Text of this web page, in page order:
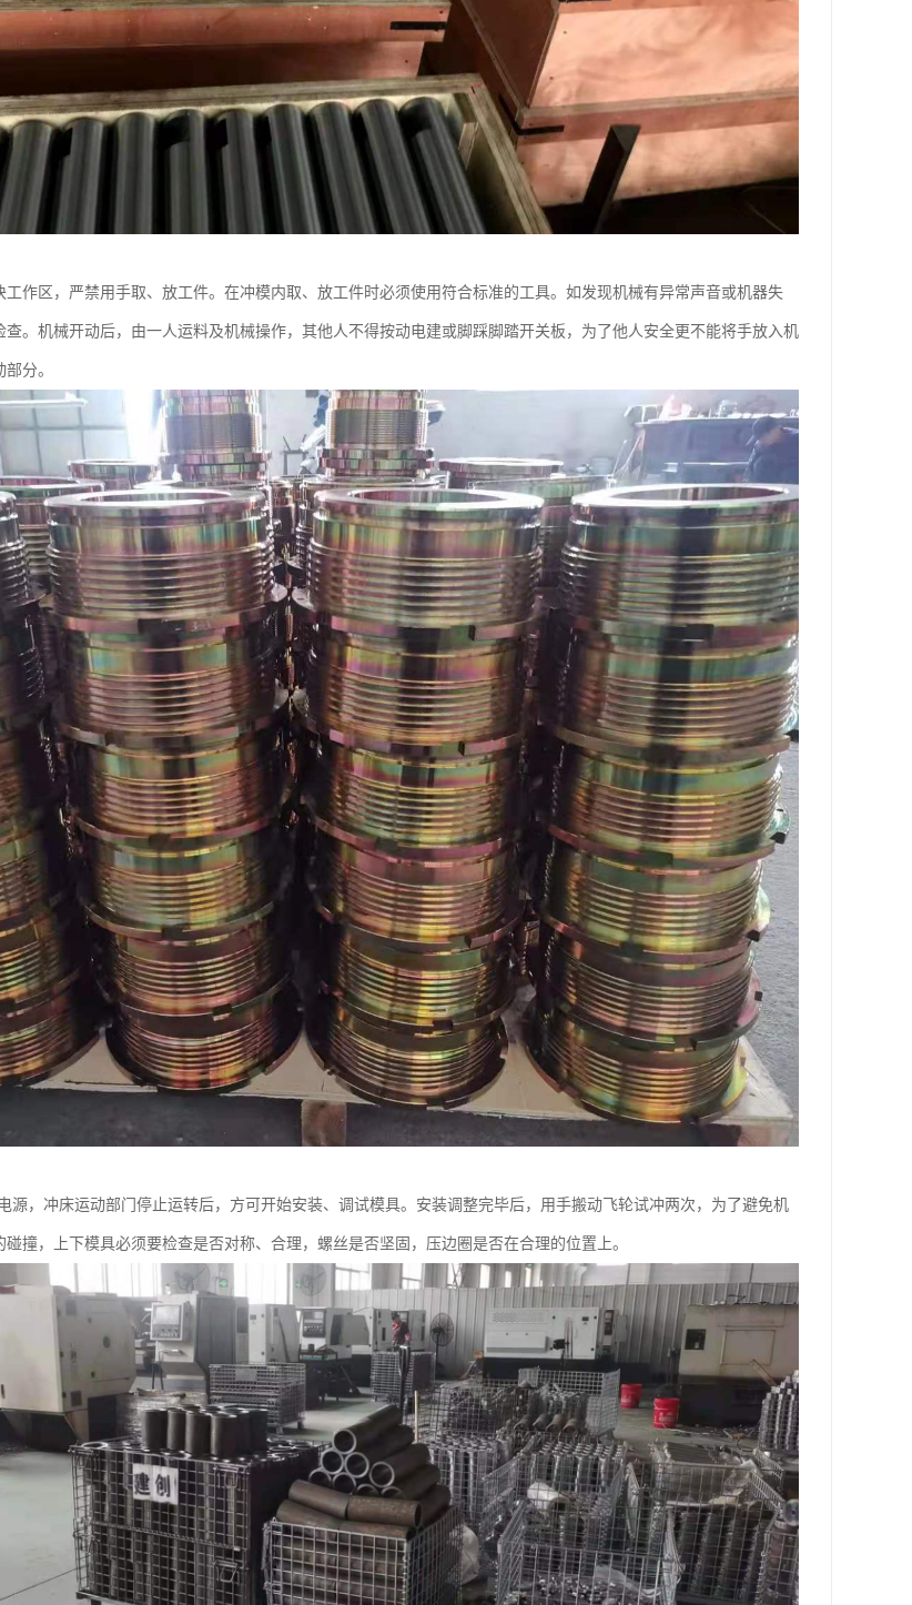
作区，严禁用手取、放工件。在冲模内取、放工件时必须使用符合标准的工具。如发现机械有异常声音或机器失
。机械开动后，由一人运料及机械操作，其他人不得按动电建或脚踩脚踏开关板，为了他人安全更不能将手放入机
分。
源，冲床运动部门停止运转后，方可开始安装、调试模具。安装调整完毕后，用手搬动飞轮试冲两次，为了避免机
撞，上下模具必须要检查是否对称、合理，螺丝是否坚固，压边圈是否在合理的位置上。